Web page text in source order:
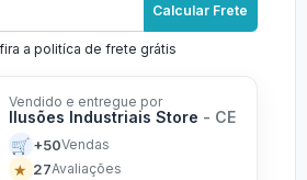
Calcular Frete
a politíca de frete grátis
Vendido e entregue por
Ilusões Industriais Store - CE
🛒 +50Vendas
★ 27Avaliações